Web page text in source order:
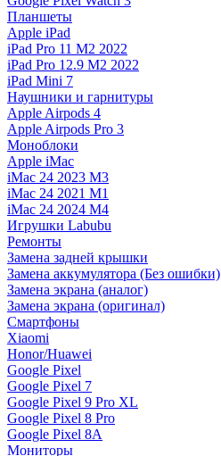
Планшеты
Apple iPad
iPad Pro 11 M2 2022
iPad Pro 12.9 M2 2022
iPad Mini 7
Наушники и гарнитуры
Apple Airpods 4
Apple Airpods Pro 3
Моноблоки
Apple iMac
iMac 24 2023 M3
iMac 24 2021 M1
iMac 24 2024 M4
Игрушки Labubu
Ремонты
Замена задней крышки
Замена аккумулятора (Без ошибки)
Замена экрана (аналог)
Замена экрана (оригинал)
Смартфоны
Xiaomi
Honor/Huawei
Google Pixel
Google Pixel 7
Google Pixel 9 Pro XL
Google Pixel 8 Pro
Google Pixel 8A
Мониторы